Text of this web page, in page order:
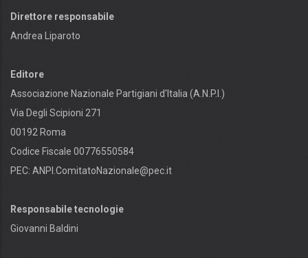
Direttore responsabile
Andrea Liparoto
Editore
Associazione Nazionale Partigiani d'Italia (A.N.P.I.)
Via Degli Scipioni 271
00192 Roma
Codice Fiscale 00776550584
PEC: ANPI.ComitatoNazionale@pec.it
Responsabile tecnologie
Giovanni Baldini